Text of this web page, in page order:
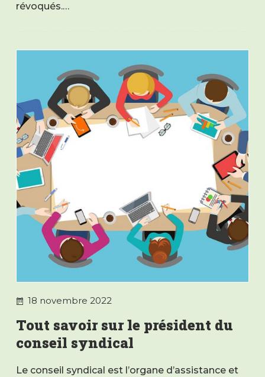
révoqués.…
18 novembre 2022
Tout savoir sur le président du
conseil syndical
Le conseil syndical est l’organe d’assistance et